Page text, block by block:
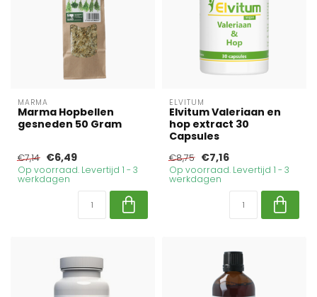
MARMA
Marma Hopbellen
gesneden 50 Gram
€7,14 €6,49
Op voorraad. Levertijd 1 - 3
werkdagen
ELVITUM
Elvitum Valeriaan en
hop extract 30
Capsules
€8,75 €7,16
Op voorraad. Levertijd 1 - 3
werkdagen